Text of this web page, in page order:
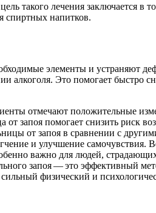
такого лечения заключается в
спиртных напитков.
элементы и устраняют
алкоголя. Это помогает быстро
отмечают положительные
запоя помогает снизить риск
от запоя в сравнении с
и улучшение самочувствия.
важно для людей,
запоя — это эффективный
физический и